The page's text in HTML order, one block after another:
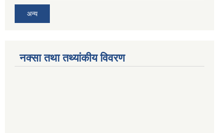
अन्य
नक्सा तथा तथ्यांकीय विवरण